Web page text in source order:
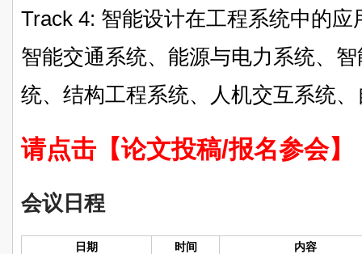
Track 4: 智能设计在工程系统中的应
智能交通系统、能源与电力系统、
统、结构工程系统、人机交互系统
请点击【论文投稿/报名参会】
会议日程
日期 时间 内容